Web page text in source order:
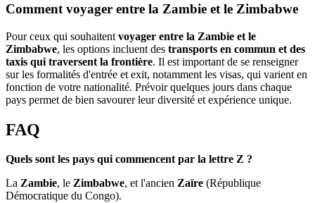
Comment voyager entre la Zambie et le Zimbabwe
Pour ceux qui souhaitent voyager entre la Zambie et le
Zimbabwe, les options incluent des transports en commun et des
taxis qui traversent la frontière. Il est important de se renseigner
sur les formalités d'entrée et exit, notamment les visas, qui varient en
fonction de votre nationalité. Prévoir quelques jours dans chaque
pays permet de bien savourer leur diversité et expérience unique.
FAQ
Quels sont les pays qui commencent par la lettre Z ?
La Zambie, le Zimbabwe, et l'ancien Zaïre (République
Démocratique du Congo).